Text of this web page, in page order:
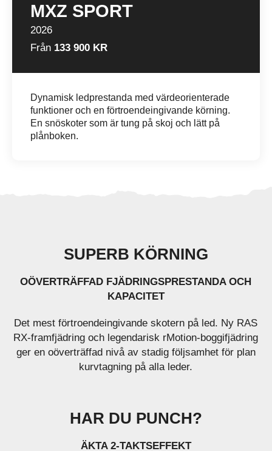
MXZ SPORT
2026
Från 133 900 KR
Dynamisk ledprestanda med värdeorienterade
funktioner och en förtroendeingivande körning.
En snöskoter som är tung på skoj och lätt på
plånboken.
SUPERB KÖRNING
OÖVERTRÄFFAD FJÄDRINGSPRESTANDA OCH
KAPACITET
Det mest förtroendeingivande skotern på led. Ny RAS
RX-framfjädring och legendarisk rMotion-boggifjädring
ger en oöverträffad nivå av stadig följsamhet för plan
kurvtagning på alla leder.
HAR DU PUNCH?
ÄKTA 2-TAKTSEFFEKT